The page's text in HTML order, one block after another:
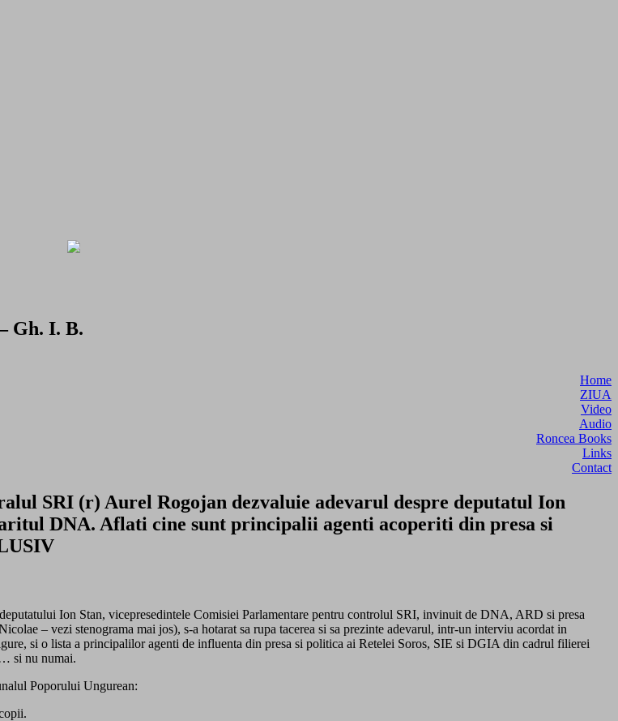
Gh. I. B.
Home
ZIUA
Video
Audio
Roncea Books
Links
Contact
SRI (r) Aurel Rogojan dezvaluie adevarul despre deputatul Ion
DNA. Aflati cine sunt principalii agenti acoperiti din presa si
Ion Stan, vicepresedintele Comisiei Parlamentare pentru controlul SRI, invinuit de DNA, ARD si presa
– vezi stenograma mai jos), s-a hotarat sa rupa tacerea si sa prezinte adevarul, intr-un interviu acordat in
si o lista a principalilor agenti de influenta din presa si politica ai Retelei Soros, SIE si DGIA din cadrul filierei
si nu numai.
Poporului Ungurean: